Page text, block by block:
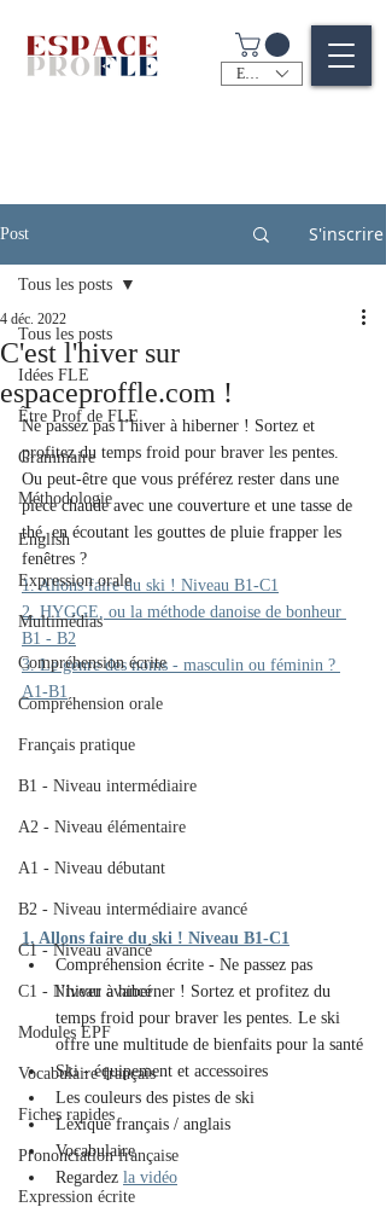
EUR (€)
Post S'inscrire
Tous les posts
Idées FLE
Être Prof de FLE
Grammaire
Méthodologie
English
Expression orale
Multimédias
Compréhension écrite
Compréhension orale
Français pratique
B1 - Niveau intermédiaire
A2 - Niveau élémentaire
A1 - Niveau débutant
B2 - Niveau intermédiaire avancé
C1 - Niveau avancé
C1 - Niveau avancé
Modules EPF
Vocabulaire français
Fiches rapides
Prononciation française
Expression écrite
Tous les posts
C'est l'hiver sur
espaceproffle.com !
4 déc. 2022
Ne passez pas l’hiver à hiberner ! Sortez et
profitez du temps froid pour braver les pentes.
Ou peut-être que vous préférez rester dans une
pièce chaude avec une couverture et une tasse de
thé, en écoutant les gouttes de pluie frapper les
fenêtres ?
1. Allons faire du ski ! Niveau B1-C1
2. HYGGE, ou la méthode danoise de bonheur
B1 - B2
3. Le genre des noms - masculin ou féminin ?
A1-B1
1. Allons faire du ski ! Niveau B1-C1
Compréhension écrite - Ne passez pas
l’hiver à hiberner ! Sortez et profitez du
temps froid pour braver les pentes. Le ski
offre une multitude de bienfaits pour la santé
Ski - équipement et accessoires
Les couleurs des pistes de ski
Lexique français / anglais
Vocabulaire
Regardez la vidéo